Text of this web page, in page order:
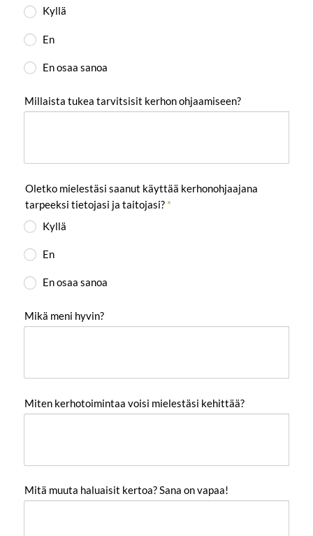
Kyllä
En
En osaa sanoa
Millaista tukea tarvitsisit kerhon ohjaamiseen?
Oletko mielestäsi saanut käyttää kerhonohjaajana
tarpeeksi tietojasi ja taitojasi?*
Kyllä
En
En osaa sanoa
Mikä meni hyvin?
Miten kerhotoimintaa voisi mielestäsi kehittää?
Mitä muuta haluaisit kertoa? Sana on vapaa!